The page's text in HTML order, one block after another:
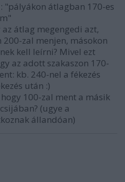
"pályákon átlagban 170-es
átlag megengedi azt,
200-zal menjen, másokon
kell leírni? Mivel ezt
az adott szakaszon 170-
kb. 240-nel a fékezés
után :)
100-zal ment a másik
(ugye a
állandóan)